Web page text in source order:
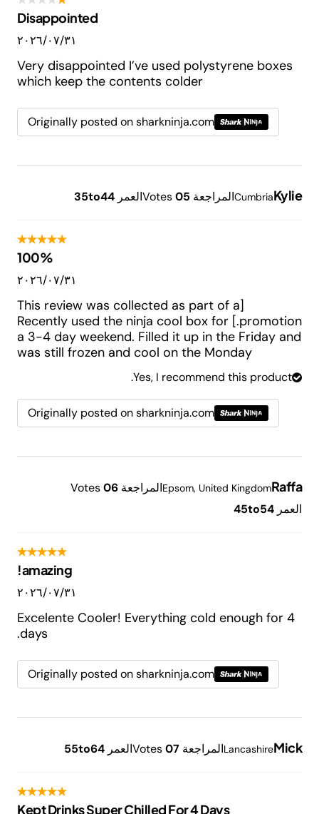
Disappointed
٣١‏/٠٧‏/٢٠٢٦
Very disappointed I’ve used polystyrene boxes
which keep the contents colder
Originally posted on sharkninja.com
Kylie
Cumbriaالمراجعة 5
Votes 0 العمر 35to44
100%
٣١‏/٠٧‏/٢٠٢٦
[This review was collected as part of a
promotion.] Recently used the ninja cool box for
a 3-4 day weekend. Filled it up in the Friday and
was still frozen and cool on the Monday
Yes, I recommend this product.
Originally posted on sharkninja.com
Raffa
Epsom, United Kingdomالمراجعة 6
Votes 0
العمر 45to54
amazing!
٣١‏/٠٧‏/٢٠٢٦
Excelente Cooler! Everything cold enough for 4
days.
Originally posted on sharkninja.com
Mick
Lancashireالمراجعة 7
Votes0 العمر 55to64
Kept Drinks Super Chilled For 4 Days